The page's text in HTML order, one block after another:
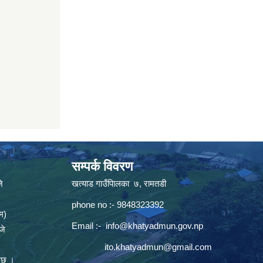
।
सम्पर्क विवरण
खत्याड गाउँपािलका ७, रामतडी
phone no :- 9848323392
Email :-info@khatyadmun.gov.np
ito.khatyadmun@gmail.com